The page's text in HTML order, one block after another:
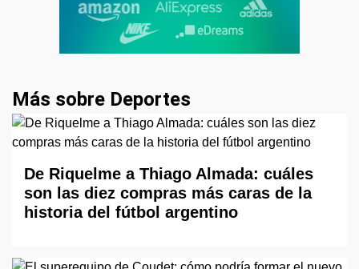
Más sobre Deportes
De Riquelme a Thiago Almada: cuáles
son las diez compras más caras de la
historia del fútbol argentino